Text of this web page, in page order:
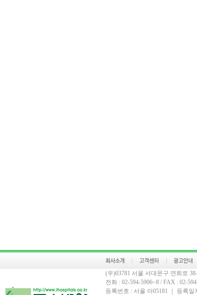
(우)03781 서울 서대문구 연희로
전화 : 02-594-5906~8 / FAX : 02-
등록번호 : 서울 아05181 ｜ 등록일